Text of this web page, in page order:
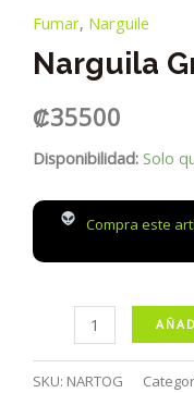
Fumar, Narguile
Narguila
₡35500
Disponibilidad: Solo
Compra este
Narguila
Grande
Tornasol
SKU: NARTOG